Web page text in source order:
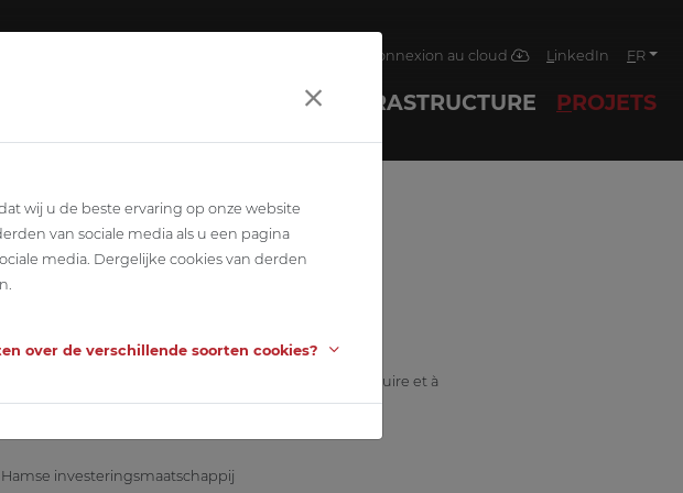
Votre connexion au cloud LinkedIn FR
TECHNIQUES INFRASTRUCTURE PROJETS
PPP consiste à rénover la place du marché, à construire et à
investeringsmaatschappij
wij u de beste ervaring op onze website
van sociale media als u een pagina
media. Dergelijke cookies van derden
over de verschillende soorten cookies?